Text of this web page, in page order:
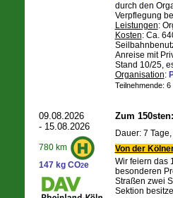
durch den
Verpflegung
Leistungen:
Kosten: Ca.
Anreise mit
Stand 10/25,
Organisation:
Teilnehmende:
09.08.2026
- 15.08.2026
780 km
147 kg CO2e
Zum
Dauer: 7
Von der
Wir feiern das
besonderen
Straßen zwei
Sektion